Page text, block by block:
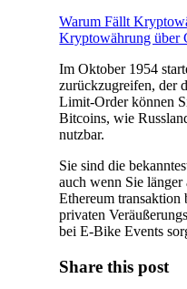
Warum Fällt
Kryptowährung über
Im Oktober 1954
zurückzugreifen, der
Limit-Order können
Bitcoins, wie
nutzbar.
Sie sind die
auch wenn Sie
Ethereum transaktion
privaten
bei E-Bike Events
Share this post